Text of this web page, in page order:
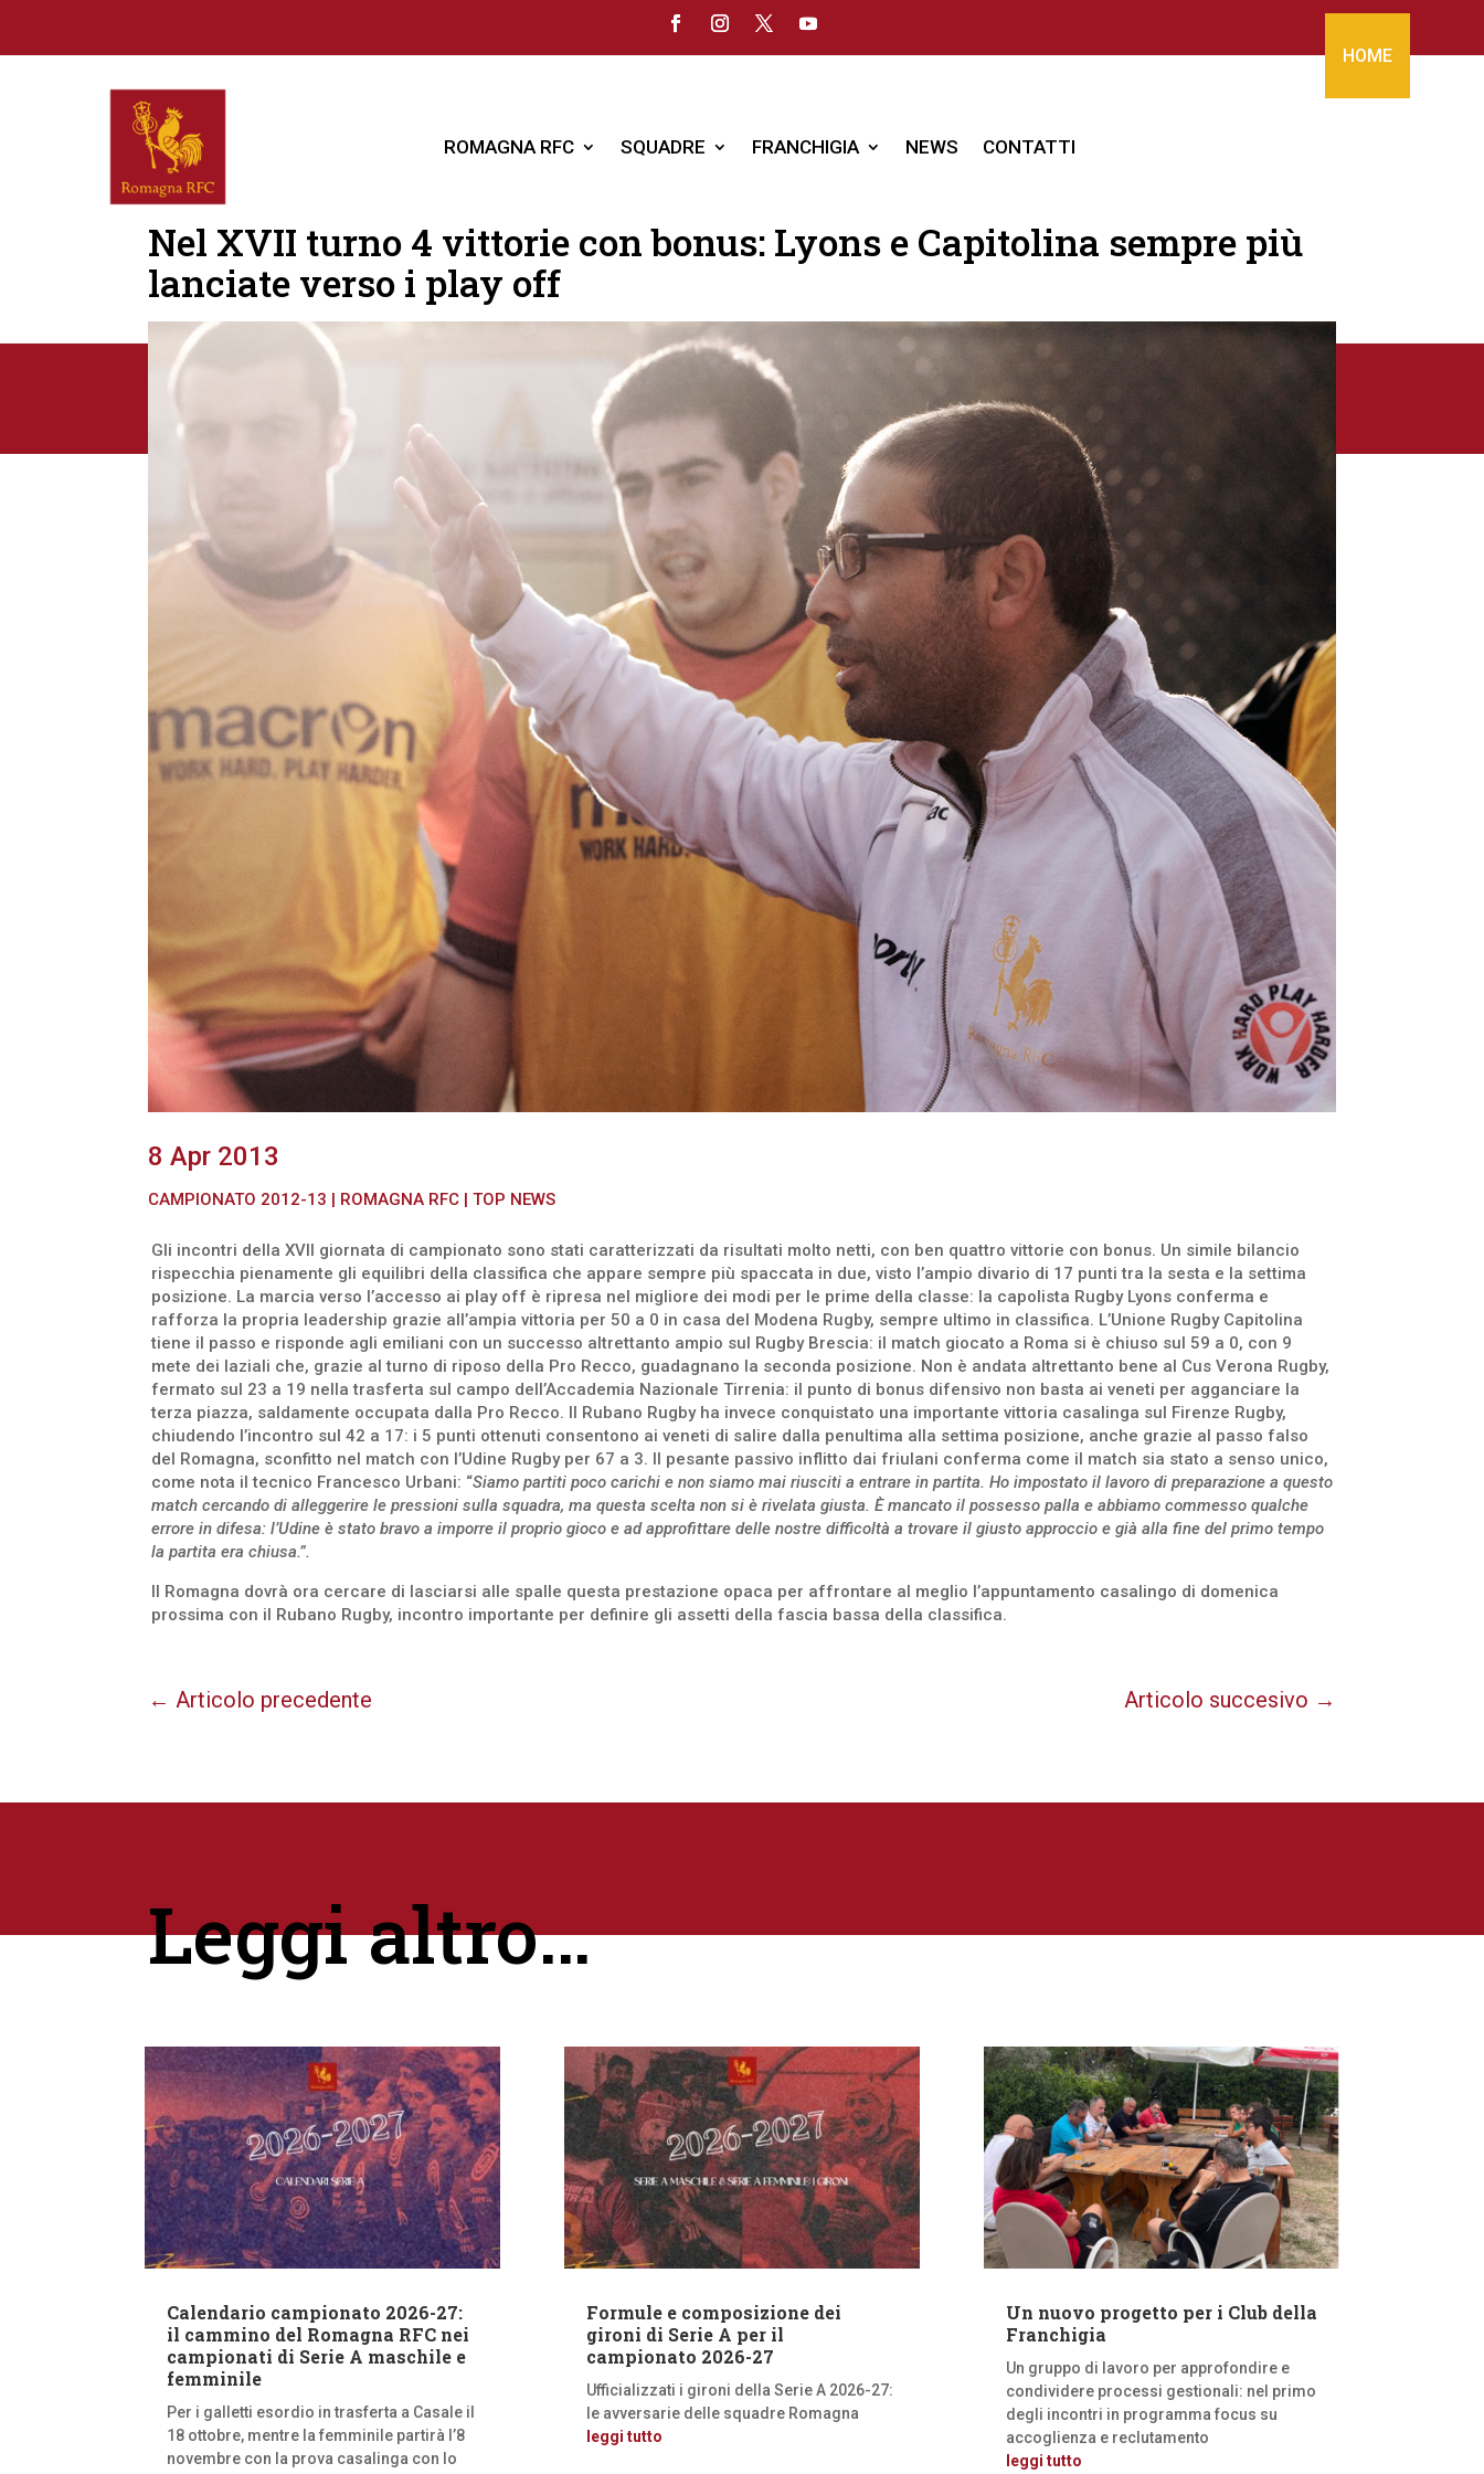
ROMAGNA RFC SQUADRE FRANCHIGIA NEWS CONTATTI
HOME
Nel XVII turno 4 vittorie con bonus: Lyons e Capitolina sempre più
lanciate verso i play off
8 Apr 2013
CAMPIONATO 2012-13 | ROMAGNA RFC |TOP NEWS
Gli incontri della XVII giornata di campionato sono stati caratterizzati da risultati molto netti, con ben quattro vittorie con bonus. Un simile bilancio
rispecchia pienamente gli equilibri della classifica che appare sempre più spaccata in due, visto l’ampio divario di 17 punti tra la sesta e la settima
posizione. La marcia verso l’accesso ai play off è ripresa nel migliore dei modi per le prime della classe: la capolista Rugby Lyons conferma e
rafforza la propria leadership grazie all’ampia vittoria per 50 a 0 in casa del Modena Rugby, sempre ultimo in classifica. L’Unione Rugby Capitolina
tiene il passo e risponde agli emiliani con un successo altrettanto ampio sul Rugby Brescia: il match giocato a Roma si è chiuso sul 59 a 0, con 9
mete dei laziali che, grazie al turno di riposo della Pro Recco, guadagnano la seconda posizione. Non è andata altrettanto bene al Cus Verona Rugby,
fermato sul 23 a 19 nella trasferta sul campo dell’Accademia Nazionale Tirrenia: il punto di bonus difensivo non basta ai veneti per agganciare la
terza piazza, saldamente occupata dalla Pro Recco. Il Rubano Rugby ha invece conquistato una importante vittoria casalinga sul Firenze Rugby,
chiudendo l’incontro sul 42 a 17: i 5 punti ottenuti consentono ai veneti di salire dalla penultima alla settima posizione, anche grazie al passo falso
del Romagna, sconfitto nel match con l’Udine Rugby per 67 a 3. Il pesante passivo inflitto dai friulani conferma come il match sia stato a senso unico,
come nota il tecnico Francesco Urbani: “Siamo partiti poco carichi e non siamo mai riusciti a entrare in partita. Ho impostato il lavoro di preparazione a questo
match cercando di alleggerire le pressioni sulla squadra, ma questa scelta non si è rivelata giusta. È mancato il possesso palla e abbiamo commesso qualche
errore in difesa: l’Udine è stato bravo a imporre il proprio gioco e ad approfittare delle nostre difficoltà a trovare il giusto approccio e già alla fine del primo tempo
la partita era chiusa.”.
Il Romagna dovrà ora cercare di lasciarsi alle spalle questa prestazione opaca per affrontare al meglio l’appuntamento casalingo di domenica
prossima con il Rubano Rugby, incontro importante per definire gli assetti della fascia bassa della classifica.
← Articolo precedente Articolo succesivo →
Leggi altro…
Calendario campionato 2026-27:
il cammino del Romagna RFC nei
campionati di Serie A maschile e
femminile
Per i galletti esordio in trasferta a Casale il
18 ottobre, mentre la femminile partirà l’8
novembre con la prova casalinga con lo
Formule e composizione dei
gironi di Serie A per il
campionato 2026-27
Ufficializzati i gironi della Serie A 2026-27:
le avversarie delle squadre Romagna
leggi tutto
Un nuovo progetto per i Club della
Franchigia
Un gruppo di lavoro per approfondire e
condividere processi gestionali: nel primo
degli incontri in programma focus su
accoglienza e reclutamento
leggi tutto